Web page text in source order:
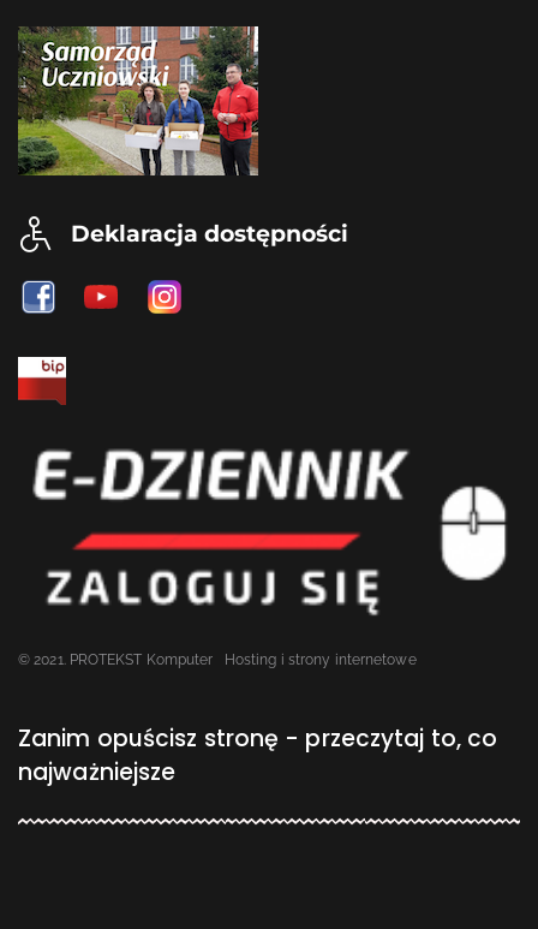
Deklaracja dostępności
© 2021. PROTEKST Komputer Hosting i strony internetowe
Zanim opuścisz stronę - przeczytaj to, co
najważniejsze